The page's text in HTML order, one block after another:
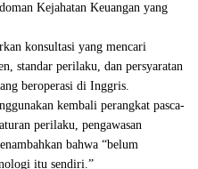
Kejahatan Keuangan yang
konsultasi yang mencari
standar perilaku, dan persyaratan
beroperasi di Inggris.
kembali perangkat pasca-
perilaku, pengawasan
bahwa “belum
itu sendiri.”